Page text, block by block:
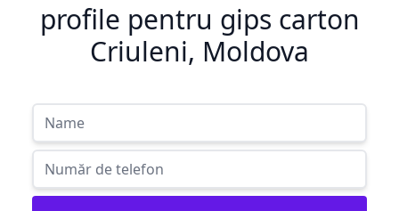
profile pentru gips carton
Criuleni, Moldova